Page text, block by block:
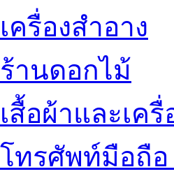
เครื่องสำอาง
ร้านดอกไม้
เสื้อผ้าและเค
โทรศัพท์มือถื